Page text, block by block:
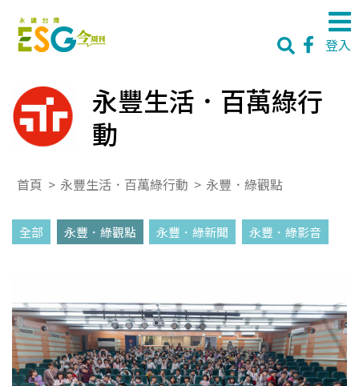
登入
永豐生活．百萬綠行
動
首頁 > 永豐生活．百萬綠行動 > 永豐．綠觀點
全部 永豐．綠觀點 永豐．綠新聞 永豐．綠影音